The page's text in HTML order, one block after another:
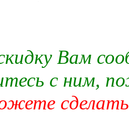
Вам
с ним,
сделать